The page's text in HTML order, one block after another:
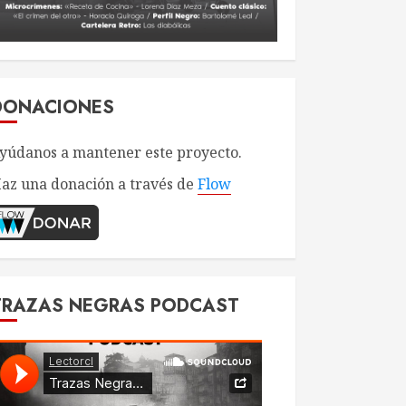
a mantener este proyecto.
una donación a través deFlow
NEGRAS PODCAST